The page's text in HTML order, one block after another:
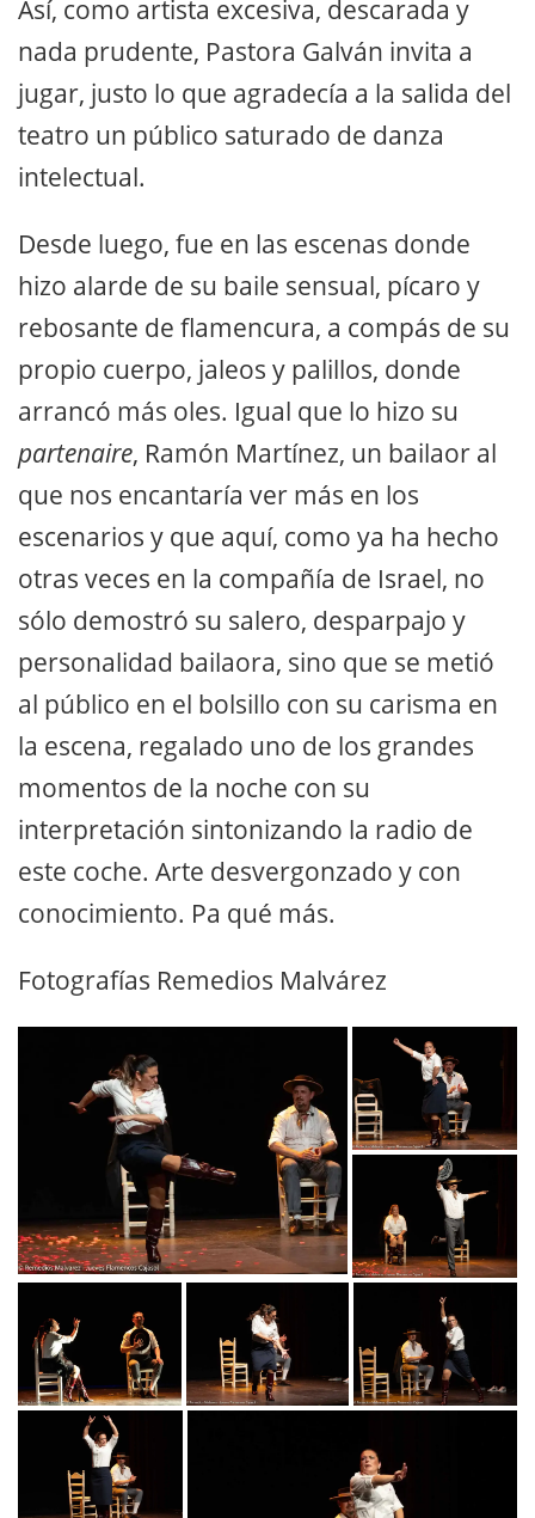
Así, como artista excesiva, descarada y
nada prudente, Pastora Galván invita a
jugar, justo lo que agradecía a la salida del
teatro un público saturado de danza
intelectual.
Desde luego, fue en las escenas donde
hizo alarde de su baile sensual, pícaro y
rebosante de flamencura, a compás de su
propio cuerpo, jaleos y palillos, donde
arrancó más oles. Igual que lo hizo su
partenaire, Ramón Martínez, un bailaor al
que nos encantaría ver más en los
escenarios y que aquí, como ya ha hecho
otras veces en la compañía de Israel, no
sólo demostró su salero, desparpajo y
personalidad bailaora, sino que se metió
al público en el bolsillo con su carisma en
la escena, regalado uno de los grandes
momentos de la noche con su
interpretación sintonizando la radio de
este coche. Arte desvergonzado y con
conocimiento. Pa qué más.
Fotografías Remedios Malvárez